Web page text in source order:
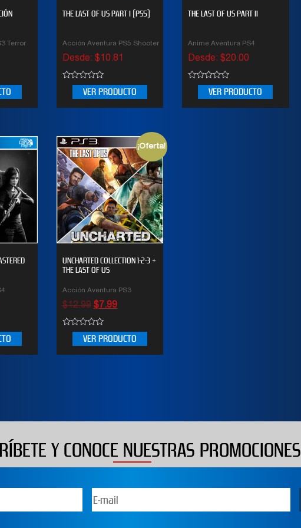
Terror
THE LAST OF US PART I (PS5)
Acción Aventura PS5 Shooter
Desde: $10.81
5
VER PRODUCTO
THE LAST OF US PART II
Anime Aventura PS4
Desde: $20.00
5
VER PRODUCTO
¡Oferta!
UNCHARTED COLLECTION 1-2-3 +
THE LAST OF US
Acción Aventura PS3
$12.99 $7.99
5
VER PRODUCTO
Y CONOCE NUESTRAS PROMOCIONES